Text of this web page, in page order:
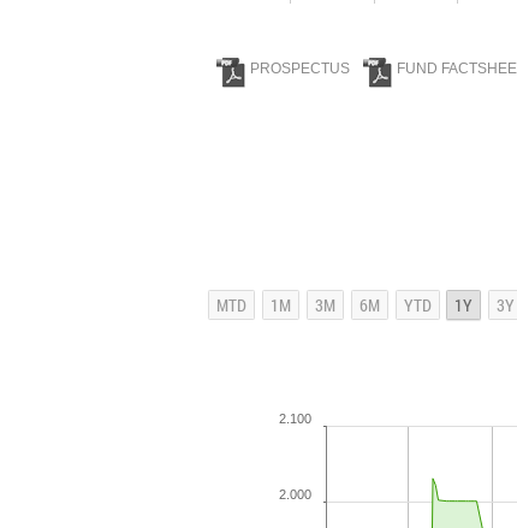
PROSPECTUS FUND
2.000
2.100